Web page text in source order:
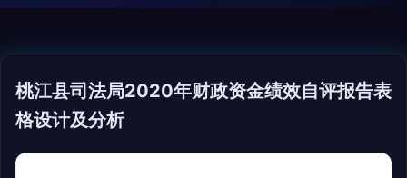
桃江县司法局2020年财政资金绩效自评报告表
格设计及分析